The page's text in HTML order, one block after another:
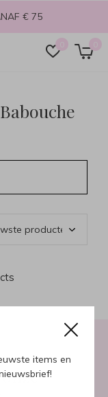
items en
0 0
€ 75